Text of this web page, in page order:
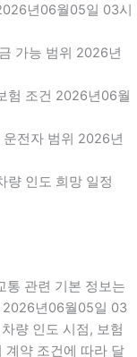
년06월05일 03시
가능 범위 2026년
험 조건 2026년06월
운전자 범위 2026년
량 인도 희망 일정
관련 기본 정보는
2026년06월05일 03
량 인도 시점, 보험
계약 조건에 따라 달